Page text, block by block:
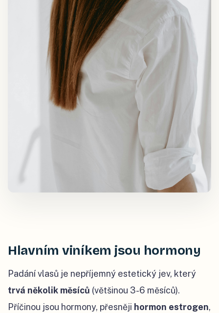
Hlavním viníkem jsou hormony
Padání vlasů je nepříjemný estetický jev, který
trvá několik měsíců (většinou 3-6 měsíců).
Příčinou jsou hormony, přesněji hormon estrogen,